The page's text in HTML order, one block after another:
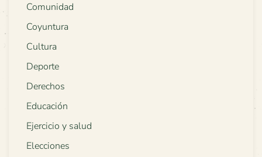
Comunidad
Coyuntura
Cultura
Deporte
Derechos
Educación
Ejercicio y salud
Elecciones